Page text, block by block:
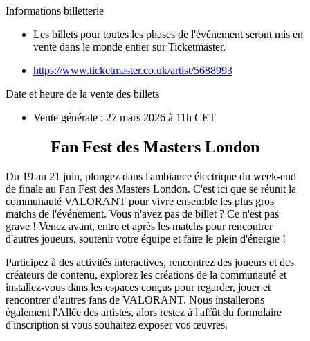
Informations billetterie
Les billets pour toutes les phases de l'événement seront mis en
vente dans le monde entier sur Ticketmaster.
https://www.ticketmaster.co.uk/artist/5688993
Date et heure de la vente des billets
Vente générale : 27 mars 2026 à 11h CET
Fan Fest des Masters London
Du 19 au 21 juin, plongez dans l'ambiance électrique du week-end
de finale au Fan Fest des Masters London. C'est ici que se réunit la
communauté VALORANT pour vivre ensemble les plus gros
matchs de l'événement. Vous n'avez pas de billet ? Ce n'est pas
grave ! Venez avant, entre et après les matchs pour rencontrer
d'autres joueurs, soutenir votre équipe et faire le plein d'énergie !
Participez à des activités interactives, rencontrez des joueurs et des
créateurs de contenu, explorez les créations de la communauté et
installez-vous dans les espaces conçus pour regarder, jouer et
rencontrer d'autres fans de VALORANT. Nous installerons
également l'Allée des artistes, alors restez à l'affût du formulaire
d'inscription si vous souhaitez exposer vos œuvres.